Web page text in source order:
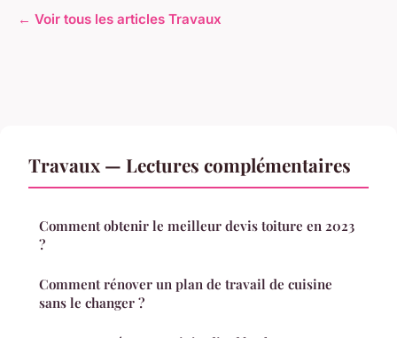
← Voir tous les articles Travaux
Travaux — Lectures complémentaires
Comment obtenir le meilleur devis toiture en 2023
?
Comment rénover un plan de travail de cuisine
sans le changer ?